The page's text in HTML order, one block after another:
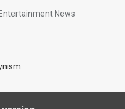
News